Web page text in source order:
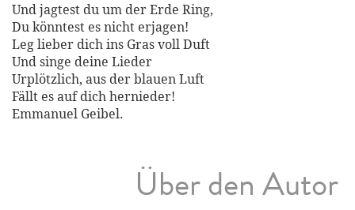
Und jagtest du um der Erde Ring,
Du könntest es nicht erjagen!
Leg lieber dich ins Gras voll Duft
Und singe deine Lieder
Urplötzlich, aus der blauen Luft
Fällt es auf dich hernieder!
Emmanuel Geibel.
Über den Autor